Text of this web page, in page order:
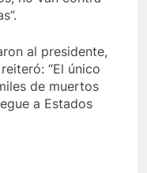
al presidente,
“El único
de muertos
a Estados